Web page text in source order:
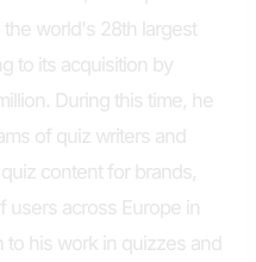
world's 28th largest
to its acquisition by
During this time, he
of quiz writers and
content for brands,
users across Europe in
to his work in quizzes and